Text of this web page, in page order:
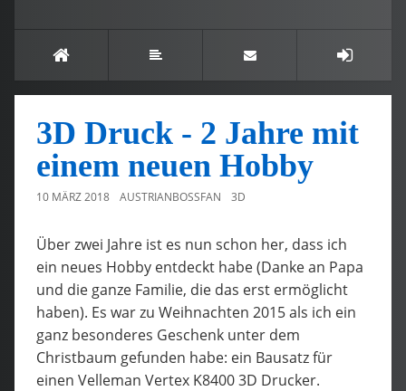
3D Druck - 2 Jahre mit
einem neuen Hobby
10 MÄRZ 2018 AUSTRIANBOSSFAN 3D
Über zwei Jahre ist es nun schon her, dass ich
ein neues Hobby entdeckt habe (Danke an Papa
und die ganze Familie, die das erst ermöglicht
haben). Es war zu Weihnachten 2015 als ich ein
ganz besonderes Geschenk unter dem
Christbaum gefunden habe: ein Bausatz für
einen Velleman Vertex K8400 3D Drucker.